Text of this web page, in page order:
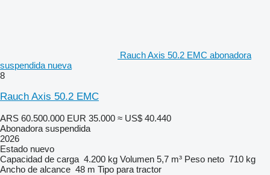
Rauch Axis 50.2 EMC abonadora
suspendida nueva
8
Rauch Axis 50.2 EMC
ARS 60.500.000 EUR 35.000 ≈ US$ 40.440
Abonadora suspendida
2026
Estado nuevo
Capacidad de carga 4.200 kg Volumen 5,7 m³ Peso neto 710 kg
Ancho de alcance 48 m Tipo para tractor